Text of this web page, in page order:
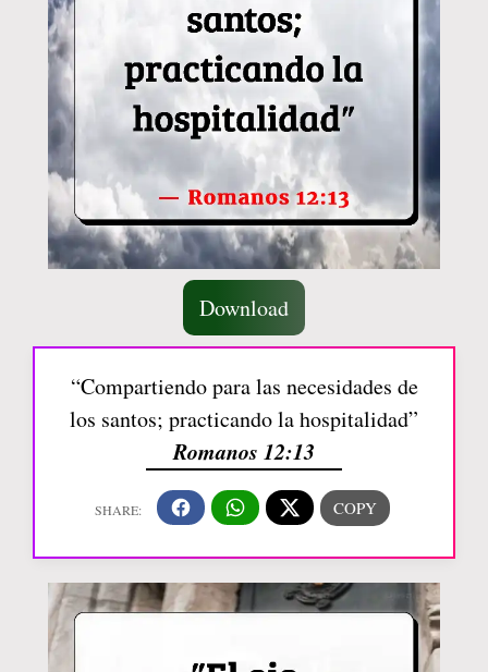
Download
“Compartiendo para las necesidades de
los santos; practicando la hospitalidad”
Romanos 12:13